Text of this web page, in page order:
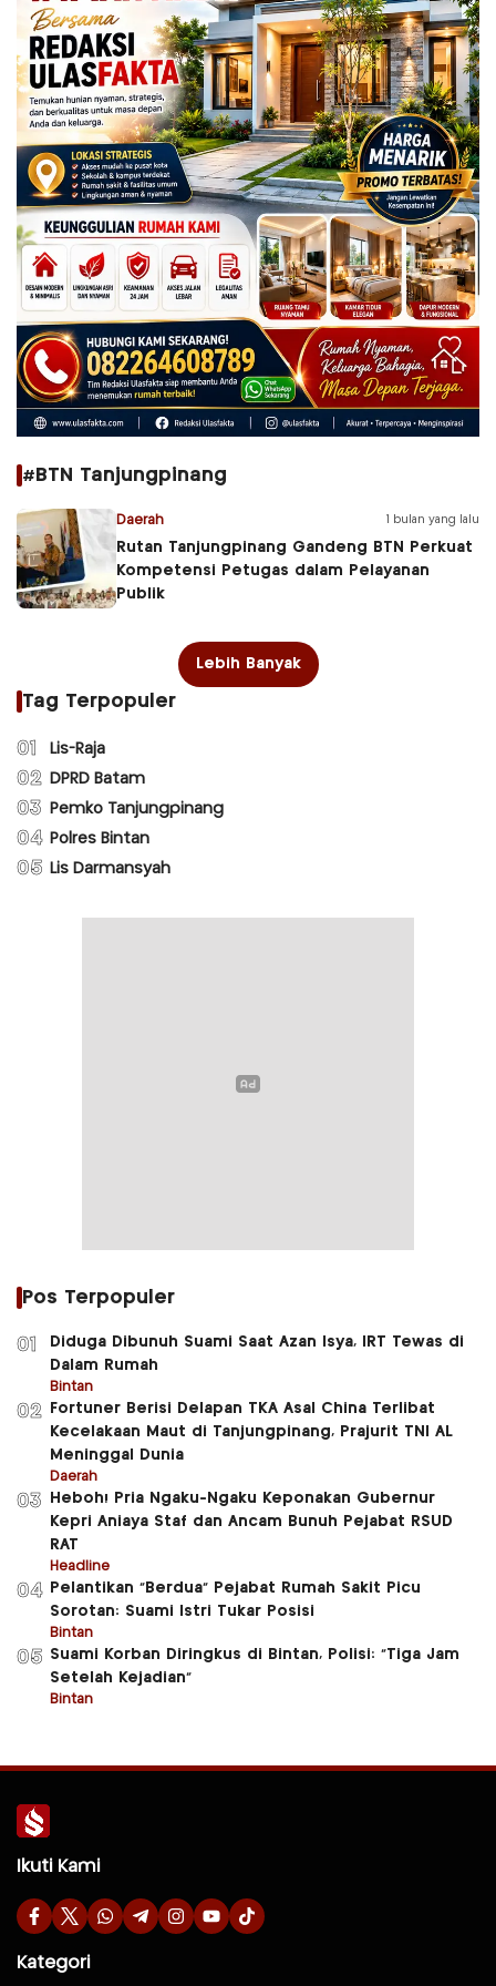
#BTN Tanjungpinang
Daerah 1 bulan yang lalu
Rutan Tanjungpinang Gandeng BTN Perkuat
Kompetensi Petugas dalam Pelayanan
Publik
Lebih Banyak
Tag Terpopuler
01 Lis-Raja
02 DPRD Batam
03 Pemko Tanjungpinang
04 Polres Bintan
05 Lis Darmansyah
Pos Terpopuler
01
Diduga Dibunuh Suami Saat Azan Isya, IRT Tewas di
Dalam Rumah
Bintan
02
Fortuner Berisi Delapan TKA Asal China Terlibat
Kecelakaan Maut di Tanjungpinang, Prajurit TNI AL
Meninggal Dunia
Daerah
03
Heboh! Pria Ngaku-Ngaku Keponakan Gubernur
Kepri Aniaya Staf dan Ancam Bunuh Pejabat RSUD
RAT
Headline
04
Pelantikan “Berdua” Pejabat Rumah Sakit Picu
Sorotan: Suami Istri Tukar Posisi
Bintan
05 Suami Korban Diringkus di Bintan, Polisi: “Tiga Jam
Setelah Kejadian”
Bintan
Ikuti Kami
Kategori